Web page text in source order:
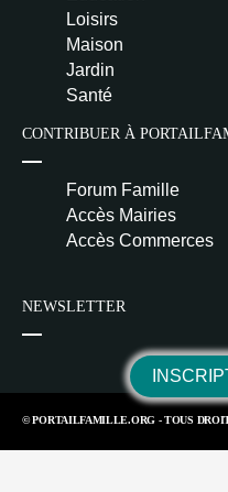
Loisirs
Maison
Jardin
Santé
CONTRIBUER À
Forum Famille
Accès Mairies
Accès Commerces
NEWSLETTER
© PORTAILFAMILLE.ORG - TOUS